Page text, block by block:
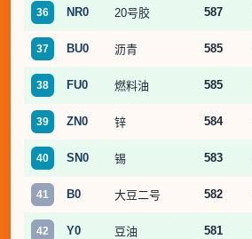
36 NR0 20号胶 587
37 BU0 沥青 585
38 FU0 燃料油 585
39 ZN0 锌 584
40 SN0 锡 583
41 B0 大豆二号 582
42 Y0 豆油 581